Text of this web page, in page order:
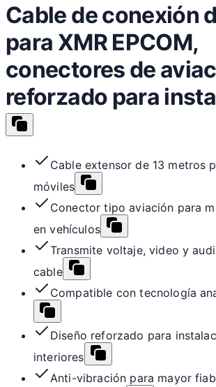
Cable de conexión
para XMR EPCOM,
conectores de
reforzado para
Cable extensor de 13 metros
móviles
Conector tipo aviación para
en vehículos
Transmite voltaje, video y
cable
Compatible con tecnología
Diseño reforzado para
interiores
Anti-vibración para mayor